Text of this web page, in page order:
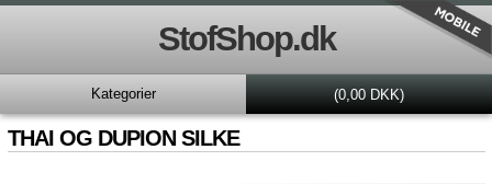
StofShop.dk
Kategorier (0,00 DKK)
THAI OG DUPION SILKE